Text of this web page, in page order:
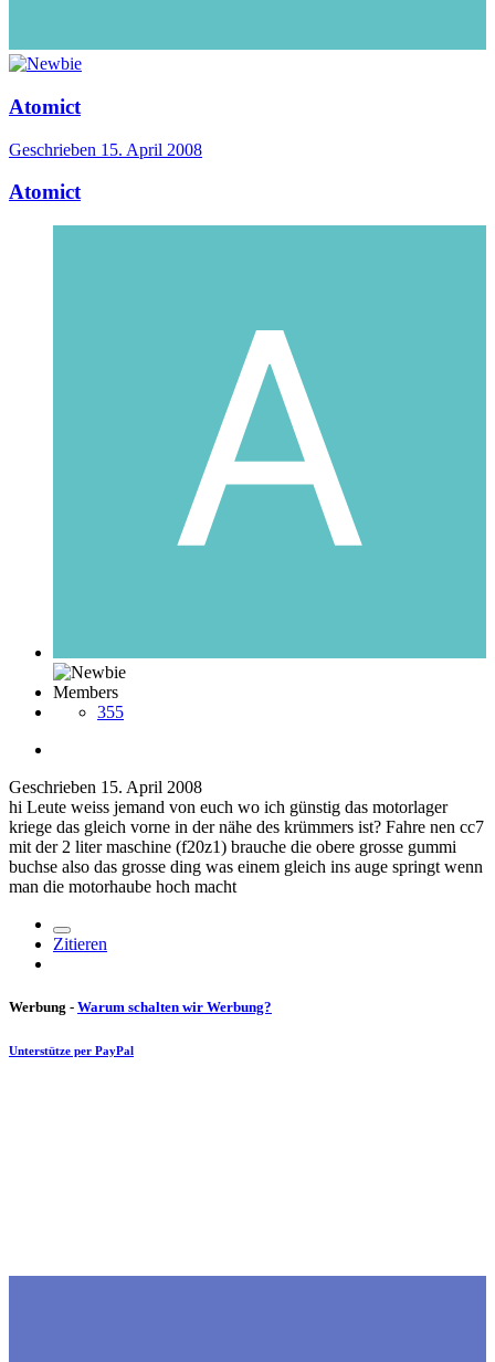
Atomict
Geschrieben 15. April 2008
Atomict
Members
355
Geschrieben 15. April 2008
hi Leute weiss jemand von euch wo ich günstig das motorlager
kriege das gleich vorne in der nähe des krümmers ist? Fahre nen cc7
mit der 2 liter maschine (f20z1) brauche die obere grosse gummi
buchse also das grosse ding was einem gleich ins auge springt wenn
man die motorhaube hoch macht
Zitieren
Werbung - Warum schalten wir Werbung?
Unterstütze per PayPal